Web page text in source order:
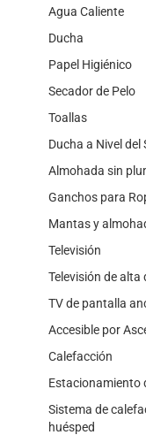
Agua Caliente
Ducha
Papel Higiénico
Secador de Pelo
Toallas
Ducha a Nivel del
Almohada sin
Ganchos para
Mantas y
Televisión
Televisión de
TV de pantalla
Accesible por
Calefacción
Estacionamiento
Sistema de
huésped